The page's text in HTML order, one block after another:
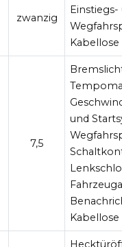
zwanzig
7,5
und